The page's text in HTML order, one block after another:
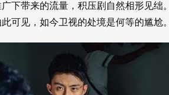
下带来的流量，积压剧自然相形见绌
可见，如今卫视的处境是何等的尴尬。